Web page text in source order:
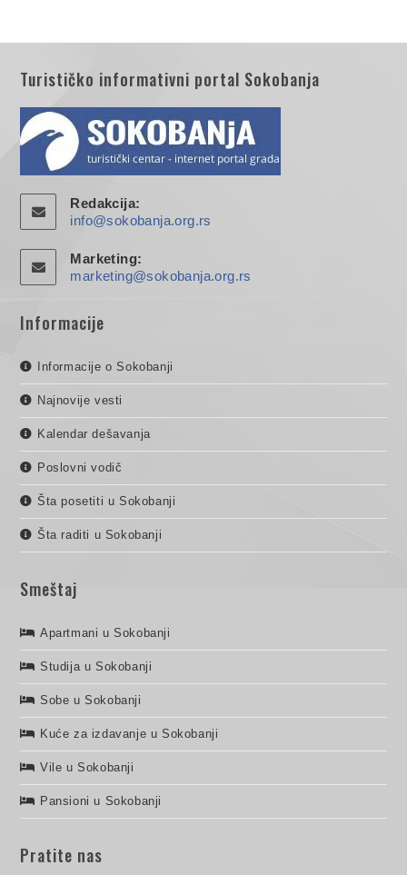
Turističko informativni portal Sokobanja
Redakcija:
info@sokobanja.org.rs
Marketing:
marketing@sokobanja.org.rs
Informacije
Informacije o Sokobanji
Najnovije vesti
Kalendar dešavanja
Poslovni vodič
Šta posetiti u Sokobanji
Šta raditi u Sokobanji
Smeštaj
Apartmani u Sokobanji
Studija u Sokobanji
Sobe u Sokobanji
Kuće za izdavanje u Sokobanji
Vile u Sokobanji
Pansioni u Sokobanji
Pratite nas